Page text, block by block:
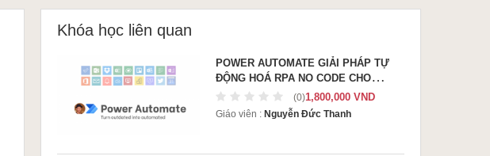
Khóa học liên quan
POWER AUTOMATE GIẢI PHÁP TỰ
ĐỘNG HOÁ RPA NO CODE CHO
DOANH NGHIỆP(0)1,800,000 VND
Giáo viên : Nguyễn Đức Thanh